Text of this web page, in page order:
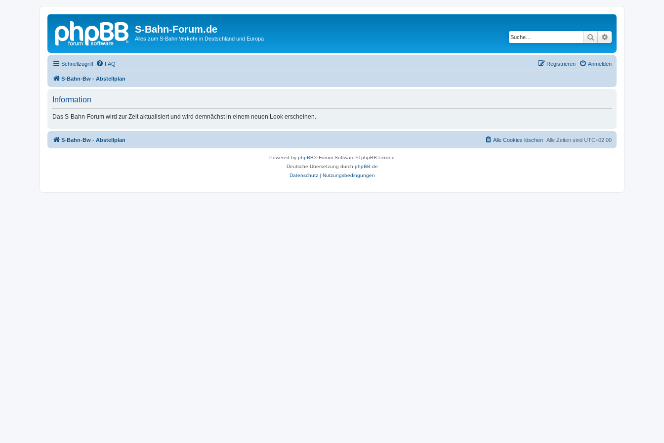
S-Bahn-Forum.de
Alles zum S-Bahn Verkehr in Deutschland und Europa Suche
Schnellzugriff FAQ Anmelden
Registrieren
S-Bahn-Bw - Abstellplan
Information
Das S-Bahn-Forum wird zur Zeit aktualisiert und wird demnächst in einem neuen Look erscheinen.
S-Bahn-Bw - Abstellplan Alle Zeiten sind UTC+02:00
Alle Cookies löschen
Powered by phpBB® Forum Software © phpBB Limited
Deutsche Übersetzung durch phpBB.de
Datenschutz| Nutzungsbedingungen